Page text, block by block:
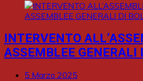
INTERVENTO
ASSEMBLEE GENERALI
5 Marzo 2025